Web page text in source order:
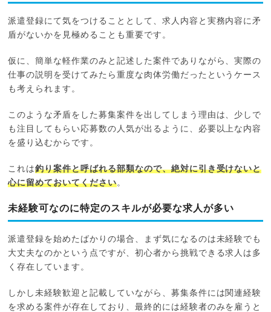
派遣登録にて気をつけることとして、求人内容と実務内容に矛
盾がないかを見極めることも重要です。
仮に、簡単な軽作業のみと記述した案件でありながら、実際の
仕事の説明を受けてみたら重度な肉体労働だったというケース
も考えられます。
このような矛盾をした募集案件を出してしまう理由は、少しで
も注目してもらい応募数の人気が出るように、必要以上な内容
を盛り込むからです。
これは釣り案件と呼ばれる部類なので、絶対に引き受けないと
心に留めておいてください。
未経験可なのに特定のスキルが必要な求人が多い
派遣登録を始めたばかりの場合、まず気になるのは未経験でも
大丈夫なのかという点ですが、初心者から挑戦できる求人は多
く存在しています。
しかし未経験歓迎と記載していながら、募集条件には関連経験
を求める案件が存在しており、最終的には経験者のみを雇うと